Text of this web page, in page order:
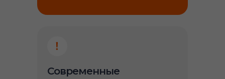
Современные